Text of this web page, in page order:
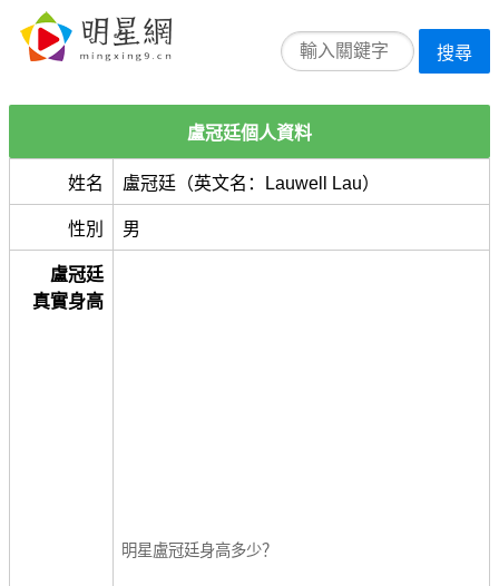
搜尋
盧冠廷個人資料
姓名 盧冠廷（英文名：Lauwell Lau）
性別 男
盧冠廷
真實身高
明星盧冠廷身高多少？